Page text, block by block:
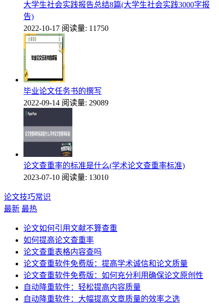
大学生社会实践报告总结8篇(大学生社会实践3000字报
告)
2022-10-17 阅读量: 11750
毕业论文任务书的撰写
2022-09-14 阅读量: 29089
论文查重率的标准是什么(学术论文查重率标准)
2023-07-10 阅读量: 13010
论文技巧常识
最新 最热
论文如何引用文献不算查重
如何提高论文查重率
论文查重表格内容查吗
论文查重软件免费版：提高学术诚信和论文质量
论文查重软件免费版：如何充分利用确保论文原创性
自动降重软件：轻松提高内容质量
自动降重软件：大幅提高文章质量的效率之选